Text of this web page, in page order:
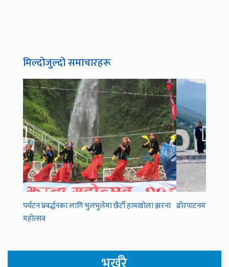
मिल्दोजुल्दो समाचारहरू
पर्यटन प्रवर्द्धनका लागि भुलभुलेमा छैटौँ हामखोला झरना
महोत्सव
ढोरपाटनमा ३७